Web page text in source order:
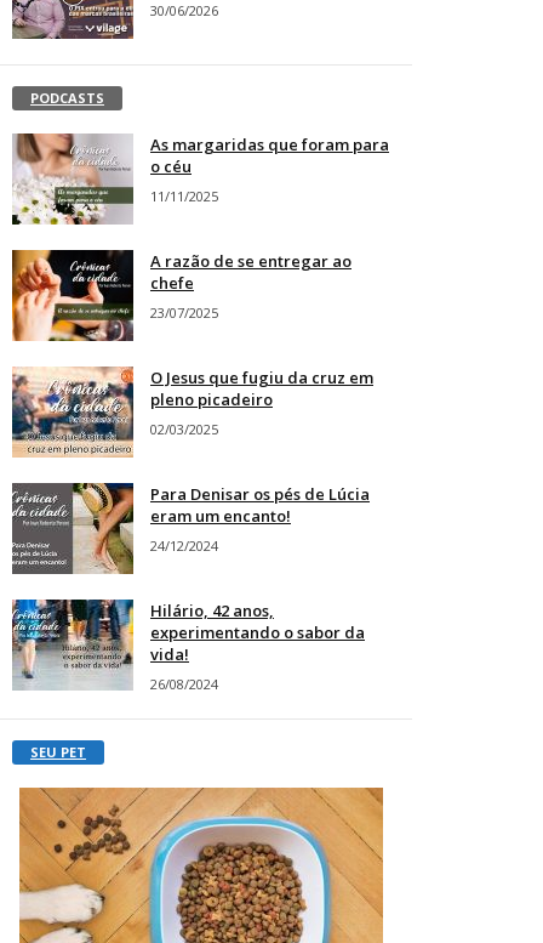
30/06/2026
PODCASTS
As margaridas que foram para
o céu
11/11/2025
A razão de se entregar ao
chefe
23/07/2025
O Jesus que fugiu da cruz em
pleno picadeiro
02/03/2025
Para Denisar os pés de Lúcia
eram um encanto!
24/12/2024
Hilário, 42 anos,
experimentando o sabor da
vida!
26/08/2024
SEU PET